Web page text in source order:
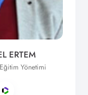
ERTEM
Yönetimi